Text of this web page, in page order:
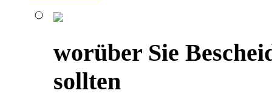
worüber Sie
sollten